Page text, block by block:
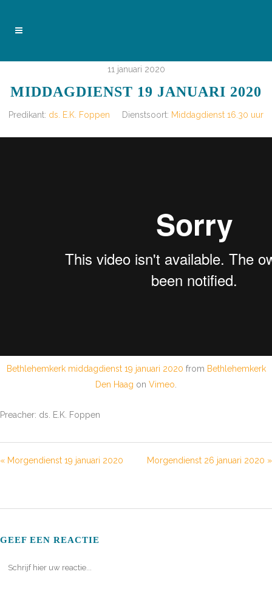
11 januari 2020
MIDDAGDIENST 19 JANUARI 2020
Predikant: ds. E.K. Foppen Dienstsoort: Middagdienst 16.30 uur
Bethlehemkerk middagdienst 19 januari 2020 from Bethlehemkerk
Den Haag on Vimeo
Preacher: ds. E.K. Foppen
« Morgendienst 19 januari 2020 Morgendienst 26 januari 2020 »
GEEF EEN REACTIE